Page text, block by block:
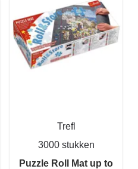
Trefl
3000 stukken
Puzzle Roll Mat up to